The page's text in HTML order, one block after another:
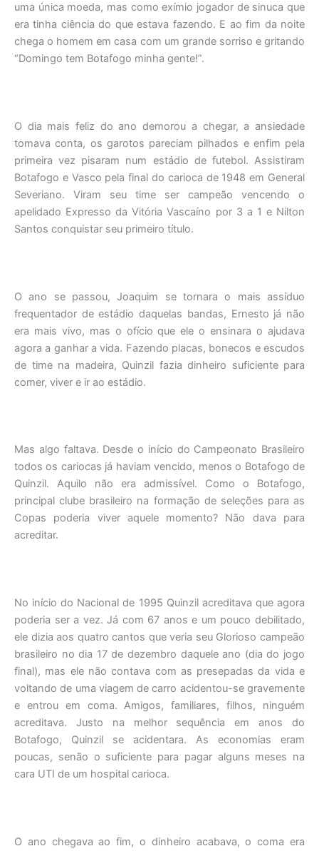
uma única moeda, mas como exímio jogador de sinuca que
era tinha ciência do que estava fazendo. E ao fim da noite
chega o homem em casa com um grande sorriso e gritando
“Domingo tem Botafogo minha gente!”.
O dia mais feliz do ano demorou a chegar, a ansiedade
tomava conta, os garotos pareciam pilhados e enfim pela
primeira vez pisaram num estádio de futebol. Assistiram
Botafogo e Vasco pela final do carioca de 1948 em General
Severiano. Viram seu time ser campeão vencendo o
apelidado Expresso da Vitória Vascaíno por 3 a 1 e Nilton
Santos conquistar seu primeiro título.
O ano se passou, Joaquim se tornara o mais assíduo
frequentador de estádio daquelas bandas, Ernesto já não
era mais vivo, mas o ofício que ele o ensinara o ajudava
agora a ganhar a vida. Fazendo placas, bonecos e escudos
de time na madeira, Quinzil fazia dinheiro suficiente para
comer, viver e ir ao estádio.
Mas algo faltava. Desde o início do Campeonato Brasileiro
todos os cariocas já haviam vencido, menos o Botafogo de
Quinzil. Aquilo não era admissível. Como o Botafogo,
principal clube brasileiro na formação de seleções para as
Copas poderia viver aquele momento? Não dava para
acreditar.
No início do Nacional de 1995 Quinzil acreditava que agora
poderia ser a vez. Já com 67 anos e um pouco debilitado,
ele dizia aos quatro cantos que veria seu Glorioso campeão
brasileiro no dia 17 de dezembro daquele ano (dia do jogo
final), mas ele não contava com as presepadas da vida e
voltando de uma viagem de carro acidentou-se gravemente
e entrou em coma. Amigos, familiares, filhos, ninguém
acreditava. Justo na melhor sequência em anos do
Botafogo, Quinzil se acidentara. As economias eram
poucas, senão o suficiente para pagar alguns meses na
cara UTI de um hospital carioca.
O ano chegava ao fim, o dinheiro acabava, o coma era